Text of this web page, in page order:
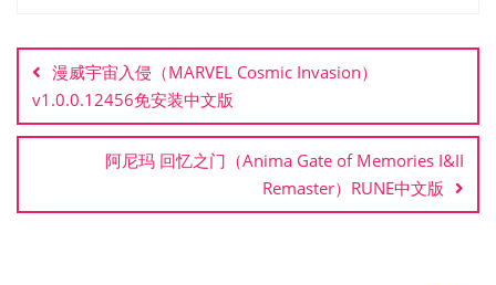
章
导
航
漫威宇宙入侵（MARVEL Cosmic Invasion）
v1.0.0.12456免安装中文版
阿尼玛 回忆之门（Anima Gate of Memories I&II
Remaster）RUNE中文版